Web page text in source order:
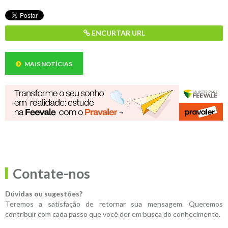
ENCURTAR URL
MAIS NOTÍCIAS
Contate-nos
Dúvidas ou sugestões?
Teremos a satisfação de retornar sua mensagem. Queremos
contribuir com cada passo que você der em busca do conhecimento.